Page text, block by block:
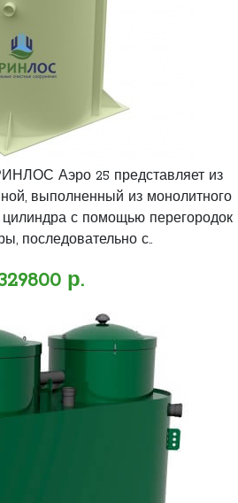
Аэро 25 представляет из
выполненный из монолитного
с помощью перегородок
последовательно с..
р.